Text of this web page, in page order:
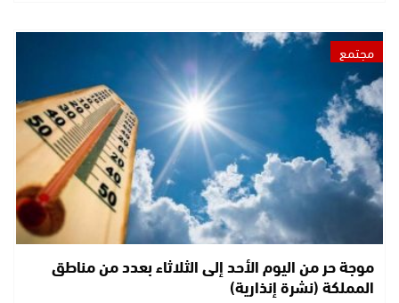
مجتمع
موجة حر من اليوم الأحد إلى الثلاثاء بعدد من مناطق
المملكة (نشرة إنذارية)